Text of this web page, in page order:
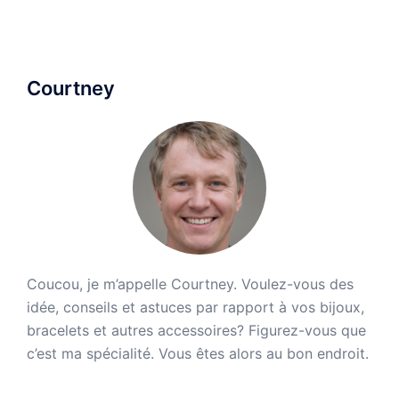
Courtney
Coucou, je m’appelle Courtney. Voulez-vous des
idée, conseils et astuces par rapport à vos bijoux,
bracelets et autres accessoires? Figurez-vous que
c’est ma spécialité. Vous êtes alors au bon endroit.